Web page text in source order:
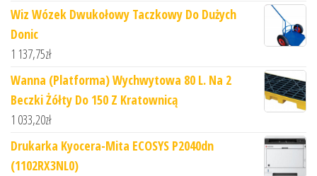
Wiz Wózek Dwukołowy Taczkowy Do Dużych
Donic
1 137,75zł
Wanna (Platforma) Wychwytowa 80 L. Na 2
Beczki Żółty Do 150 Z Kratownicą
1 033,20zł
Drukarka Kyocera-Mita ECOSYS P2040dn
(1102RX3NL0)